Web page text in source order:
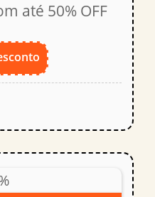
até 50% OFF